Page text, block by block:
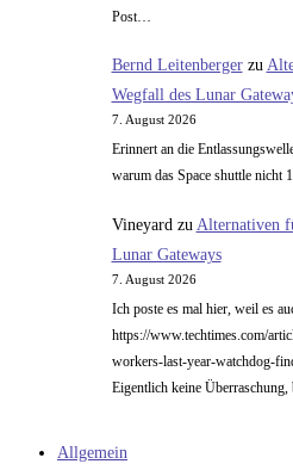
Post…
Bernd Leitenbergerzu
Wegfall des Lunar
7. August 2026
Erinnert an die
warum das Space shuttle
Vineyard zu Alternativen
Lunar Gateways
7. August 2026
Ich poste es mal hier, weil es
https://www.techtimes.com/
workers-last-year-watchdog-
Eigentlich keine
Allgemein